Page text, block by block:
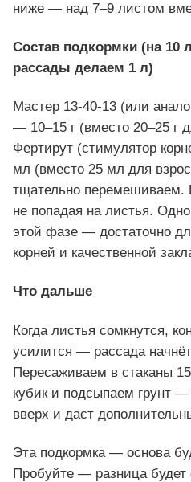
ниже — над 7–9 листом
Состав подкормки (на
рассады делаем 1 л)
Мастер 13-40-13 (или
— 10–15 г (вместо 20–25 г
Фертирут (стимулятор
мл (вместо 25 мл для
тщательно перемешиваем.
не попадая на листья.
этой фазе — достаточно
корней и качественной
Что дальше
Когда листья сомкнутся,
усилится — рассада
Пересаживаем в стаканы
кубик и подсыпаем грунт —
вверх и даст
Эта подкормка — основа
Пробуйте — разница будет